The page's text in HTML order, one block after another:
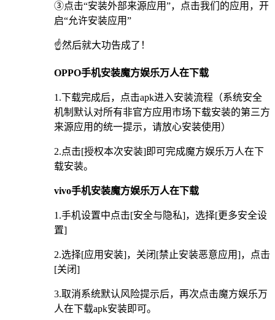
③点击“安装外部来源应用”，点击我们的应用，开
启“允许安装应用”
☝️然后就大功告成了！
OPPO手机安装魔方娱乐万人在下载
1.下载完成后，点击apk进入安装流程（系统安全
机制默认对所有非官方应用市场下载安装的第三方
来源应用的统一提示，请放心安装使用）
2.点击[授权本次安装]即可完成魔方娱乐万人在下
载安装。
vivo手机安装魔方娱乐万人在下载
1.手机设置中点击[安全与隐私]，选择[更多安全设
置]
2.选择[应用安装]，关闭[禁止安装恶意应用]，点击
[关闭]
3.取消系统默认风险提示后，再次点击魔方娱乐万
人在下载apk安装即可。